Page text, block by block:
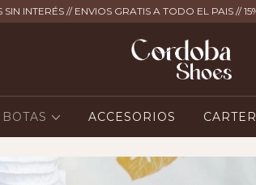
SIN INTERÉS // ENVIOS GRATIS A TODO EL PAIS //
BOTAS ACCESORIOS